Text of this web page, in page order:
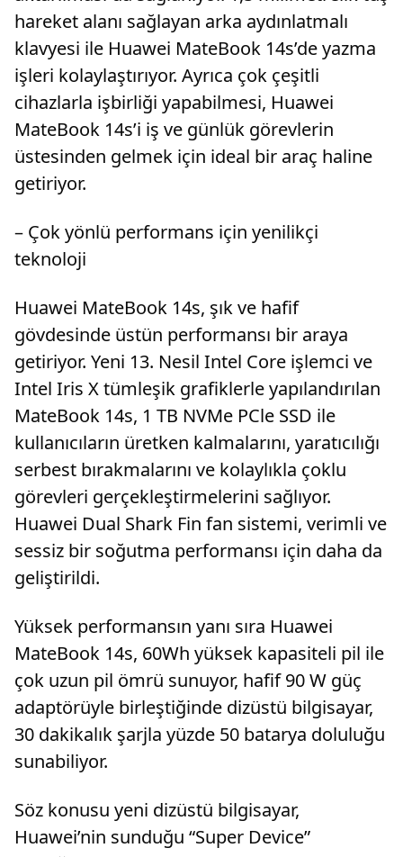
hareket alanı sağlayan arka aydınlatmalı
klavyesi ile Huawei MateBook 14s’de yazma
işleri kolaylaştırıyor. Ayrıca çok çeşitli
cihazlarla işbirliği yapabilmesi, Huawei
MateBook 14s’i iş ve günlük görevlerin
üstesinden gelmek için ideal bir araç haline
getiriyor.
– Çok yönlü performans için yenilikçi
teknoloji
Huawei MateBook 14s, şık ve hafif
gövdesinde üstün performansı bir araya
getiriyor. Yeni 13. Nesil Intel Core işlemci ve
Intel Iris X tümleşik grafiklerle yapılandırılan
MateBook 14s, 1 TB NVMe PCle SSD ile
kullanıcıların üretken kalmalarını, yaratıcılığı
serbest bırakmalarını ve kolaylıkla çoklu
görevleri gerçekleştirmelerini sağlıyor.
Huawei Dual Shark Fin fan sistemi, verimli ve
sessiz bir soğutma performansı için daha da
geliştirildi.
Yüksek performansın yanı sıra Huawei
MateBook 14s, 60Wh yüksek kapasiteli pil ile
çok uzun pil ömrü sunuyor, hafif 90 W güç
adaptörüyle birleştiğinde dizüstü bilgisayar,
30 dakikalık şarjla yüzde 50 batarya doluluğu
sunabiliyor.
Söz konusu yeni dizüstü bilgisayar,
Huawei’nin sunduğu “Super Device”